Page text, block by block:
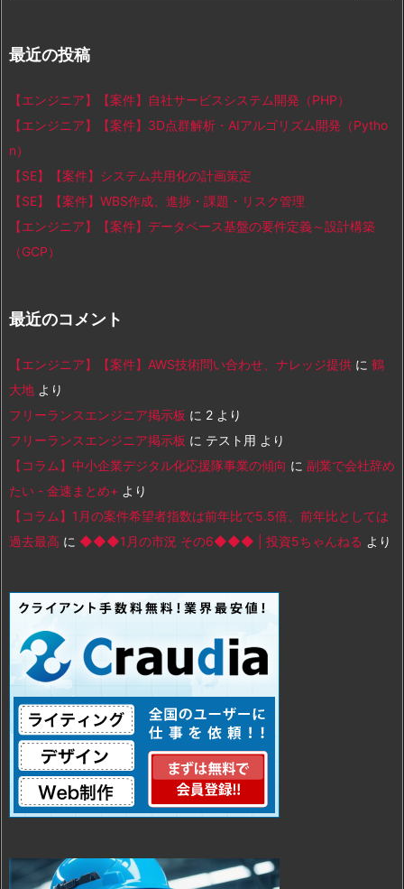
最近の投稿
【エンジニア】【案件】自社サービスシステム開発（PHP）
【エンジニア】【案件】3D点群解析・AIアルゴリズム開発（Pytho
n）
【SE】【案件】システム共用化の計画策定
【SE】【案件】WBS作成、進捗・課題・リスク管理
【エンジニア】【案件】データベース基盤の要件定義～設計構築
（GCP）
最近のコメント
【エンジニア】【案件】AWS技術問い合わせ、ナレッジ提供 に 鶴
大地 より
フリーランスエンジニア掲示板 に 2 より
フリーランスエンジニア掲示板 に テスト用 より
【コラム】中小企業デジタル化応援隊事業の傾向 に 副業で会社辞め
たい - 金速まとめ+ より
【コラム】1月の案件希望者指数は前年比で5.5倍、前年比としては
過去最高 に ◆◆◆1月の市況 その6◆◆◆ | 投資5ちゃんねる より